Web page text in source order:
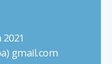
2021
gmail.com